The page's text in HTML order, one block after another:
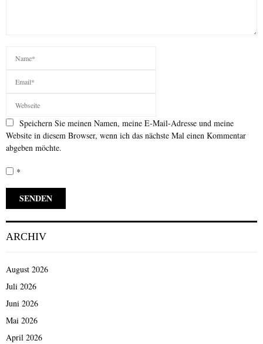
Speichern Sie meinen Namen, meine E-Mail-Adresse und meine
Website in diesem Browser, wenn ich das nächste Mal einen Kommentar
abgeben möchte.
*
ARCHIV
August 2026
Juli 2026
Juni 2026
Mai 2026
April 2026